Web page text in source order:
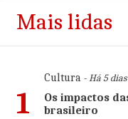
Mais lidas
1
Cultura- Há 5
Os impactos
brasileiro